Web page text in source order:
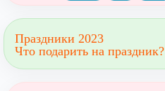
Праздники 2023
Что подарить на праздник?